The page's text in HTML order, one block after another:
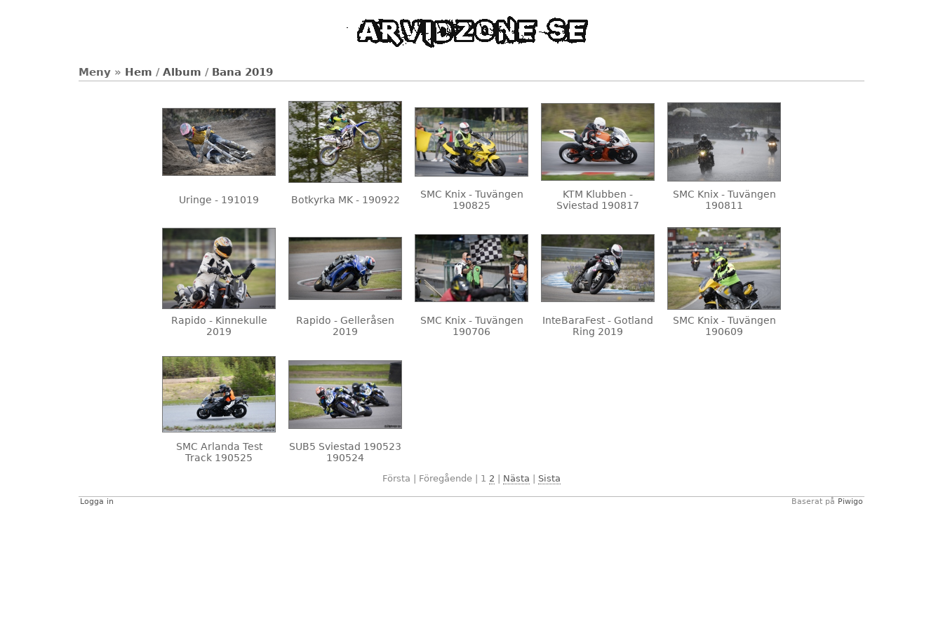
Meny » Hem / Album / Bana 2019
Uringe - 191019 Botkyrka MK - 190922
SMC Knix - Tuvängen
190825
KTM Klubben -
Sviestad 190817
SMC Knix - Tuvängen
190811
Rapido - Kinnekulle
2019
Rapido - Gelleråsen
2019
SMC Knix - Tuvängen
190706
InteBaraFest - Gotland
Ring 2019
SMC Knix - Tuvängen
190609
SMC Arlanda Test
Track 190525
SUB5 Sviestad 190523
190524
Första | Föregående | 1 2 | Nästa | Sista
Logga in Baserat på Piwigo